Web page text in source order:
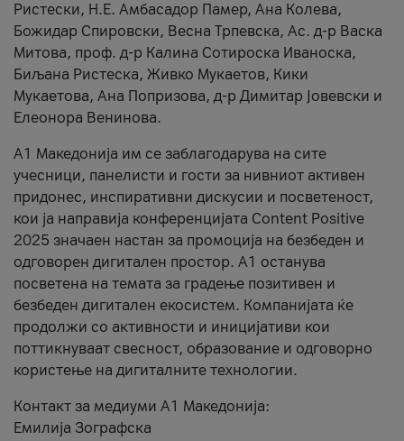
Ристески, Н.Е. Амбасадор Памер, Ана Колева,
Божидар Спировски, Весна Трпевска, Ас. д-р Васка
Митова, проф. д-р Калина Сотироска Иваноска,
Биљана Ристеска, Живко Мукаетов, Кики
Мукаетова, Ана Попризова, д-р Димитар Јовевски и
Елеонора Венинова.
А1 Македонија им се заблагодарува на сите
учесници, панелисти и гости за нивниот активен
придонес, инспиративни дискусии и посветеност,
кои ја направија конференцијата Content Positive
2025 значаен настан за промоција на безбеден и
одговорен дигитален простор. А1 останува
посветена на темата за градење позитивен и
безбеден дигитален екосистем. Компанијата ќе
продолжи со активности и иницијативи кои
поттикнуваат свесност, образование и одговорно
користење на дигиталните технологии.
Контакт за медиуми А1 Македонија:
Емилија Зографска